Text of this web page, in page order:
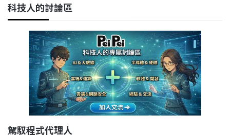
科技人的討論區
駕馭程式代理人